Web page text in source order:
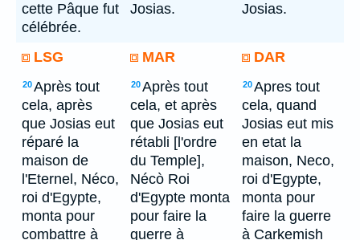
cette Pâque fut
célébrée.
Josias.
Josias.
LSG MAR DAR
20Après tout
cela, après
que Josias eut
réparé la
maison de
l'Eternel, Néco,
roi d'Egypte,
monta pour
combattre à
20Après tout
cela, et après
que Josias eut
rétabli [l'ordre
du Temple],
Nécò Roi
d'Egypte monta
pour faire la
guerre à
20Apres tout
cela, quand
Josias eut mis
en etat la
maison, Neco,
roi d'Egypte,
monta pour
faire la guerre
à Carkemish